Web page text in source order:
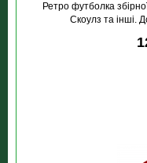
Ретро футболка
Скоулз та інші.